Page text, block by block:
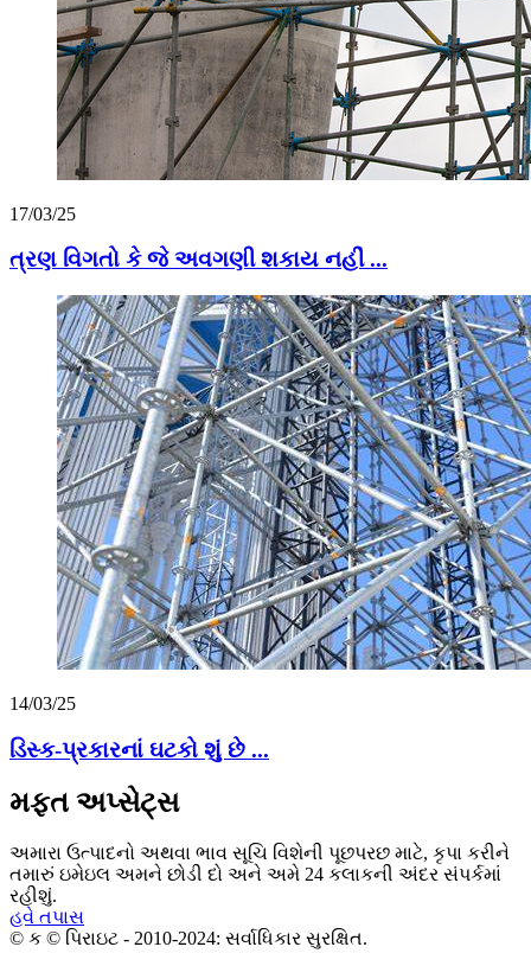
17/03/25
ત્રણ વિગતો કે જે અવગણી શકાય નહીં ...
14/03/25
ડિસ્ક-પ્રકારનાં ઘટકો શું છે ...
મફત અપ્સેટ્સ
અમારા ઉત્પાદનો અથવા ભાવ સૂચિ વિશેની પૂછપરછ માટે, કૃપા કરીને
તમારું ઇમેઇલ અમને છોડી દો અને અમે 24 કલાકની અંદર સંપર્કમાં
રહીશું.
હવે તપાસ
© ક © પિરાઇટ - 2010-2024: સર્વાધિકાર સુરક્ષિત.